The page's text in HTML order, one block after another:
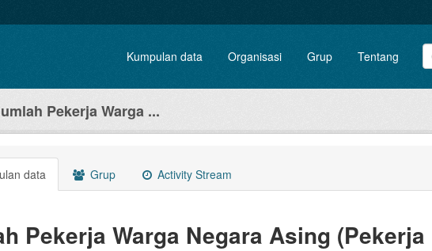
Kumpulan data Organisasi Grup Tentang
Pekerja Warga ...
data Grup Activity Stream
Pekerja Warga Negara Asing (Pekerja